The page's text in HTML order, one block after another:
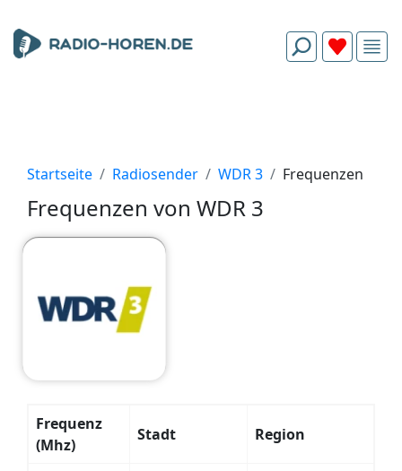
Startseite Radiosender WDR 3 Frequenzen
Frequenzen von WDR 3
Frequenz
(Mhz)
Stadt Region